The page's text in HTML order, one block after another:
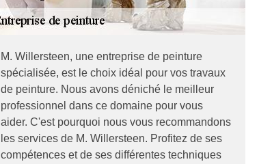
M. Willersteen, une entreprise de peinture
spécialisée, est le choix idéal pour vos travaux
de peinture. Nous avons déniché le meilleur
professionnel dans ce domaine pour vous
aider. C'est pourquoi nous vous recommandons
les services de M. Willersteen. Profitez de ses
compétences et de ses différentes techniques